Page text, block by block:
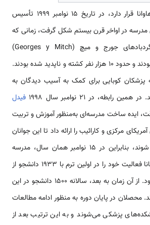
این مرکز که در شهر هاوانا قرار دارد، در تاریخ ۱۵ نوامبر ۱۹۹۹ تأسیس
مدرسه در اواخر قرن بیستم شکل گرفت، زمانی که
کشورهای منطقه از گردبادهای جورج و میچ (Georges y Mitch)
آسیب‌های زیادی دیده بودند و حدود ۱۰ هزار نفر کشته و ناپدید شده بودند.
پزشکان کوبایی برای کمک به آسیب دیدگان به
در ۲۱ نوامبر سال ۱۹۹۸
فیدل
ایده ساخت مدرسه‌ای به‌منظور آموزش و تربیت
مرکزی و کارائیب را ارائه داد تا این جوانان
به‌عنوان پزشک تربیت شوند، بنابراین در ۱۵ نوامبر همان سال، مدرسه
علوم پزشکی ایبروآمریکانا فعالیت خود را در اولین ترم با ۱۹۳۳ دانشجو از
۱۸ کشور منطقه آغاز نمود. از آن زمان به بعد، سالانه ۱۵۰۰ دانشجو در این
محصلان در پایان دوره به منظور ادامه مطالعات
پزشکی می‌شوند و به این ترتیب بعد از